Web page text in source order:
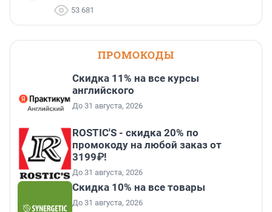
53 681
ПРОМОКОДЫ
Скидка 11% на все курсы
английского
До 31 августа, 2026
ROSTIC'S - скидка 20% по
промокоду на любой заказ от
3199₽!
До 31 августа, 2026
Скидка 10% на все товары
До 31 августа, 2026